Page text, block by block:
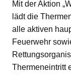
Mit der Aktion
lädt die
alle aktiven
Feuerwehr
Thermeneintritt